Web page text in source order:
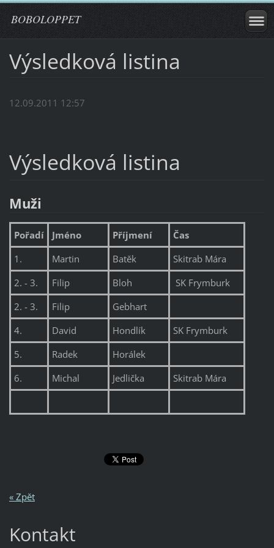
BOBOLOPPET
Výsledková listina
12.09.2011 12:57
Výsledková listina
Muži
Pořadí Jméno Příjmení
Čas
1.
Martin Batěk
Skitrab Mára
2. - 3.
Filip Bloh
SK Frymburk
2. - 3.
Filip
Gebhart
4.
David Hondlík
SK Frymburk
5.
Radek
Horálek
6.
Michal Jedlička Skitrab Mára
« Zpět
Kontakt